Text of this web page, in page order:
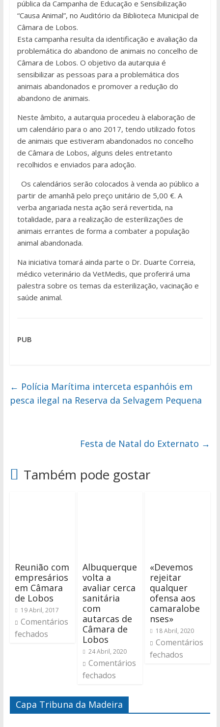
pública da Campanha de Educação e Sensibilização
“Causa Animal”, no Auditório da Biblioteca Municipal de
Câmara de Lobos.
Esta campanha resulta da identificação e avaliação da
problemática do abandono de animais no concelho de
Câmara de Lobos. O objetivo da autarquia é
sensibilizar as pessoas para a problemática dos
animais abandonados e promover a redução do
abandono de animais.
Neste âmbito, a autarquia procedeu à elaboração de
um calendário para o ano 2017, tendo utilizado fotos
de animais que estiveram abandonados no concelho
de Câmara de Lobos, alguns deles entretanto
recolhidos e enviados para adoção.
Os calendários serão colocados à venda ao público a
partir de amanhã pelo preço unitário de 5,00 €. A
verba angariada nesta ação será revertida, na
totalidade, para a realização de esterilizações de
animais errantes de forma a combater a população
animal abandonada.
Na iniciativa tomará ainda parte o Dr. Duarte Correia,
médico veterinário da VetMedis, que proferirá uma
palestra sobre os temas da esterilização, vacinação e
saúde animal.
PUB
← Polícia Marítima interceta espanhóis em
pesca ilegal na Reserva da Selvagem Pequena
Festa de Natal do Externato →
Também pode gostar
Reunião com
empresários
em Câmara
de Lobos
19 Abril, 2017
Comentários
fechados
Albuquerque
volta a
avaliar cerca
sanitária
com
autarcas de
Câmara de
Lobos
24 Abril, 2020
Comentários
fechados
«Devemos
rejeitar
qualquer
ofensa aos
camaralobe
nses»
18 Abril, 2020
Comentários
fechados
Capa Tribuna da Madeira